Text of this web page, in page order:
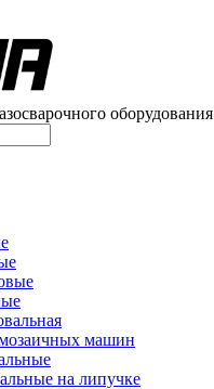
оборудования
машин
на липучке